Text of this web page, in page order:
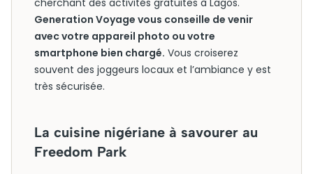
cherchant des activités gratuites à Lagos.
Generation Voyage vous conseille de venir
avec votre appareil photo ou votre
smartphone bien chargé. Vous croiserez
souvent des joggeurs locaux et l’ambiance y est
très sécurisée.
La cuisine nigériane à savourer au
Freedom Park